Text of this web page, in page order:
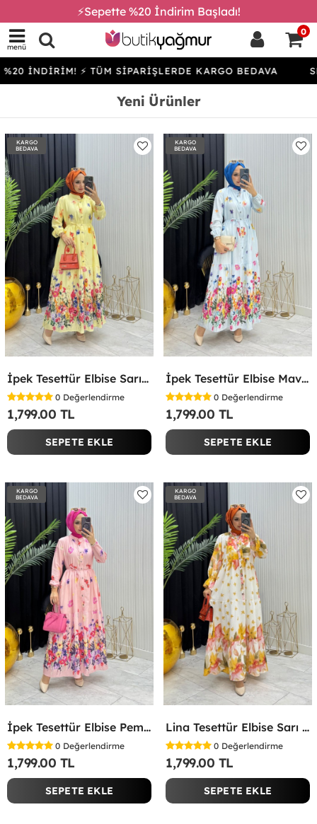
⚡Sepette %20 İndirim Başladı!
menü
0
⚡ TÜM SİPARİŞLERDE KARGO BEDAVA SEPETTE
Yeni Ürünler
KARGO
BEDAVA
İpek Tesettür Elbise Sarı Sarı
0 Değerlendirme
1,799.00 TL
SEPETE EKLE
KARGO
BEDAVA
İpek Tesettür Elbise Mavi Mavi
0 Değerlendirme
1,799.00 TL
SEPETE EKLE
KARGO
BEDAVA
İpek Tesettür Elbise Pembe Pembe
0 Değerlendirme
1,799.00 TL
SEPETE EKLE
KARGO
BEDAVA
Lina Tesettür Elbise Sarı Sarı
0 Değerlendirme
1,799.00 TL
SEPETE EKLE